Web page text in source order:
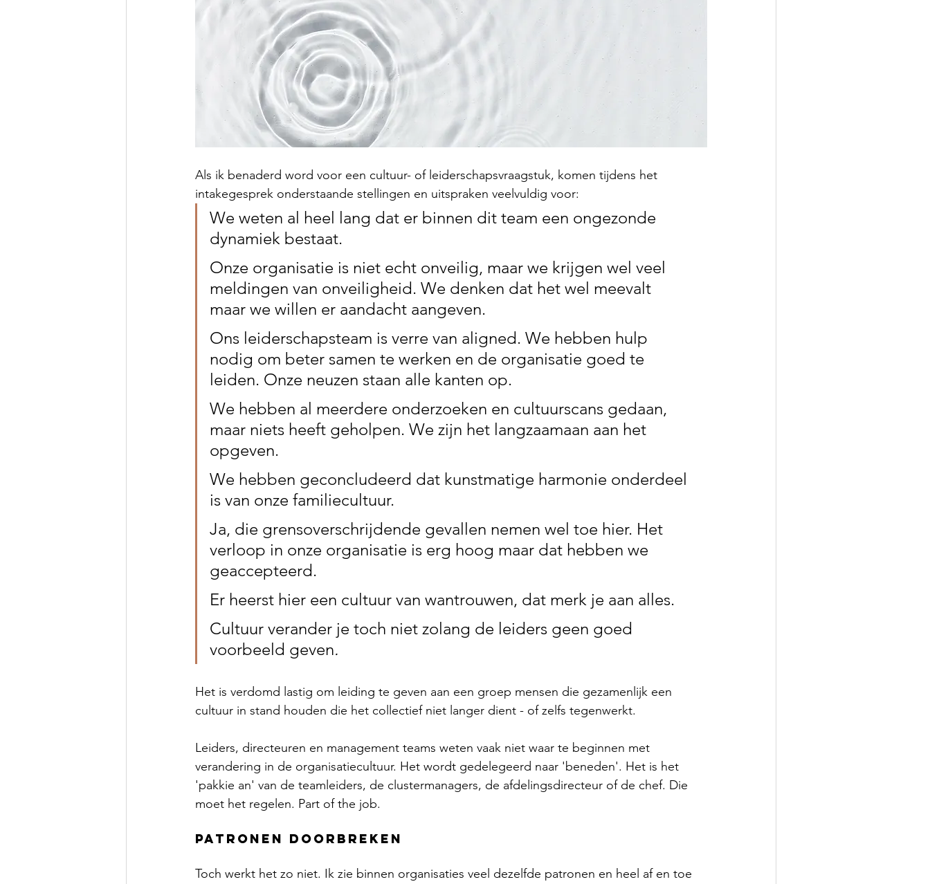
Als ik benaderd word voor een cultuur- of leiderschapsvraagstuk, komen tijdens het
intakegesprek onderstaande stellingen en uitspraken veelvuldig voor:
We weten al heel lang dat er binnen dit team een ongezonde
dynamiek bestaat.
Onze organisatie is niet echt onveilig, maar we krijgen wel veel
meldingen van onveiligheid. We denken dat het wel meevalt
maar we willen er aandacht aangeven.
Ons leiderschapsteam is verre van aligned. We hebben hulp
nodig om beter samen te werken en de organisatie goed te
leiden. Onze neuzen staan alle kanten op.
We hebben al meerdere onderzoeken en cultuurscans gedaan,
maar niets heeft geholpen. We zijn het langzaamaan aan het
opgeven.
We hebben geconcludeerd dat kunstmatige harmonie onderdeel
is van onze familiecultuur.
Ja, die grensoverschrijdende gevallen nemen wel toe hier. Het
verloop in onze organisatie is erg hoog maar dat hebben we
geaccepteerd.
Er heerst hier een cultuur van wantrouwen, dat merk je aan alles.
Cultuur verander je toch niet zolang de leiders geen goed
voorbeeld geven.
Het is verdomd lastig om leiding te geven aan een groep mensen die gezamenlijk een
cultuur in stand houden die het collectief niet langer dient - of zelfs tegenwerkt.
Leiders, directeuren en management teams weten vaak niet waar te beginnen met
verandering in de organisatiecultuur. Het wordt gedelegeerd naar 'beneden'. Het is het
'pakkie an' van de teamleiders, de clustermanagers, de afdelingsdirecteur of de chef. Die
moet het regelen. Part of the job.
patronen doorbreken
Toch werkt het zo niet. Ik zie binnen organisaties veel dezelfde patronen en heel af en toe